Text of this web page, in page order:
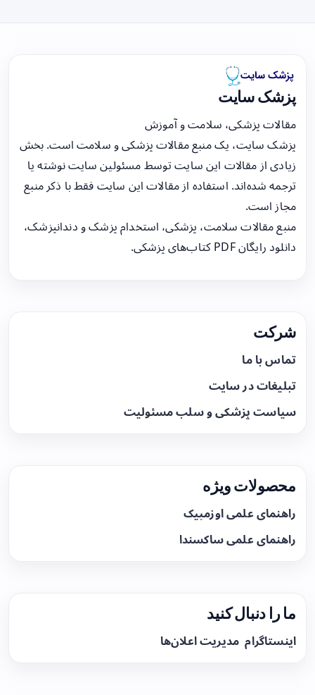
پزشک سایت
مقالات پزشکی، سلامت و آموزش
پزشک سایت، یک منبع مقالات پزشکی و سلامت است. بخش
زیادی از مقالات این سایت توسط مسئولین سایت نوشته یا
ترجمه شده‌اند. استفاده از مقالات این سایت فقط با ذکر منبع
مجاز است.
منبع مقالات سلامت، پزشکی، استخدام پزشک و دندانپزشک،
دانلود رایگان PDF کتاب‌های پزشکی.
شرکت
تماس با ما
تبلیغات در سایت
سیاست پزشکی و سلب مسئولیت
محصولات ویژه
راهنمای علمی اوزمپیک
راهنمای علمی ساکسندا
ما را دنبال کنید
اینستاگرام مدیریت اعلان‌ها